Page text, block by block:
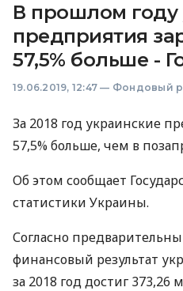
В прошлом году
предприятия
57,5% больше -
19.06.2019, 12:47 — Фондовый
За 2018 год украинские
57,5% больше, чем в
Об этом сообщает
статистики Украины.
Согласно
финансовый результат
за 2018 год достиг 373,26